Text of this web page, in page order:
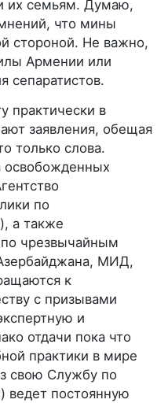
их семьям. Думаю,
что мины
стороной. Не важно,
Армении или
сепаратистов.
практически в
заявления, обещая
только слова.
освобожденных
по
а также
чрезвычайным
МИД,
к
с призывами
и
отдачи пока что
практики в мире
свою Службу по
ведет постоянную